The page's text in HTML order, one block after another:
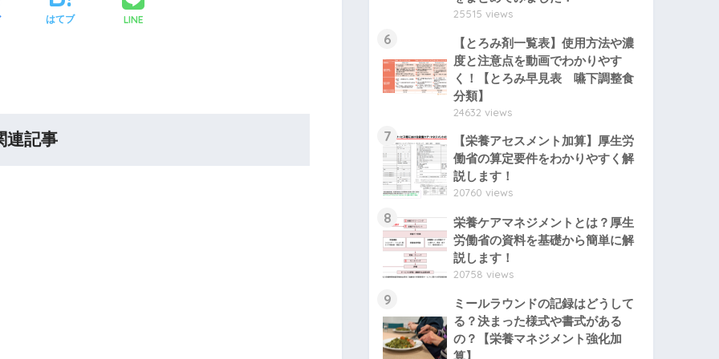
はてブ LINE
連記事
25515 views
6
【とろみ剤一覧表】使用方法や濃
度と注意点を動画でわかりやす
く！【とろみ早見表 嚥下調整食
分類】
24632 views
7
【栄養アセスメント加算】厚生労
働省の算定要件をわかりやすく解
説します！
20760 views
8
栄養ケアマネジメントとは？厚生
労働省の資料を基礎から簡単に解
説します！
20758 views
9
ミールラウンドの記録はどうして
る？決まった様式や書式がある
の？【栄養マネジメント強化加
算】